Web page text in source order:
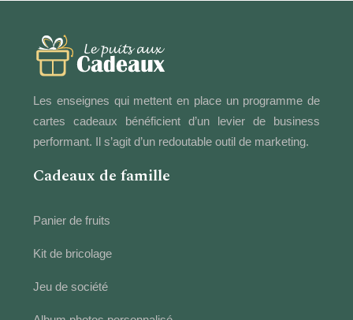
Les enseignes qui mettent en place un programme de
cartes cadeaux bénéficient d’un levier de business
performant. Il s’agit d’un redoutable outil de marketing.
Cadeaux de famille
Panier de fruits
Kit de bricolage
Jeu de société